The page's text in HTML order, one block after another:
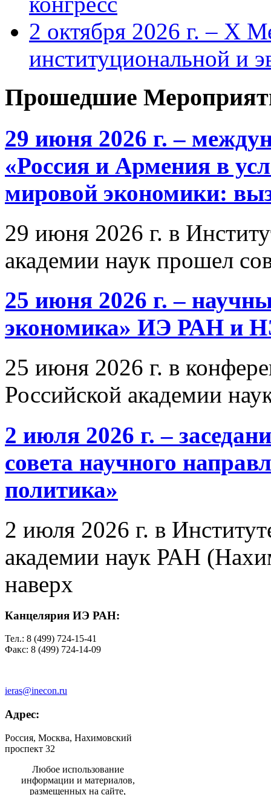
2 октября 2026 г. – X
институциональной и
Прошедшие
29 июня 2026 г. –
«Россия и Армения в
мировой экономики:
29 июня 2026 г. в
академии наук прошел
25 июня 2026 г. –
экономика» ИЭ РАН и
25 июня 2026 г. в
Российской академии
2 июля 2026 г. –
совета научного
политика»
2 июля 2026 г. в
академии наук РАН
наверх
Канцелярия ИЭ РАН:
Тел.: 8 (499) 724-15-41
Факс: 8 (499) 724-14-09
ieras@inecon.ru
Адрес:
Россия, Москва, Нахимовский
проспект 32
Любое использование
информации и материалов,
размещенных на сайте,